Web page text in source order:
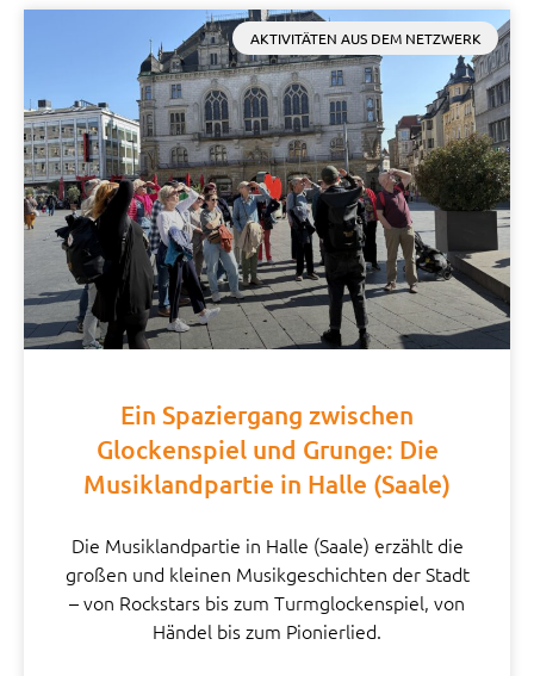
AKTIVITÄTEN AUS DEM NETZWERK
Ein Spaziergang zwischen
Glockenspiel und Grunge: Die
Musiklandpartie in Halle (Saale)
Die Musiklandpartie in Halle (Saale) erzählt die
großen und kleinen Musikgeschichten der Stadt
– von Rockstars bis zum Turmglockenspiel, von
Händel bis zum Pionierlied.